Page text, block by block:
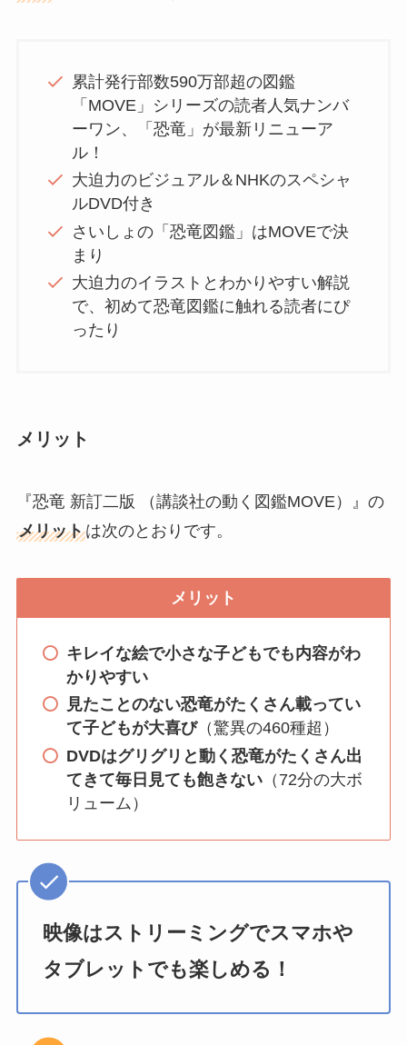
累計発行部数590万部超の図鑑
「MOVE」シリーズの読者人気ナンバ
ーワン、「恐竜」が最新リニューア
ル！
大迫力のビジュアル＆NHKのスペシャ
ルDVD付き
さいしょの「恐竜図鑑」はMOVEで決
まり
大迫力のイラストとわかりやすい解説
で、初めて恐竜図鑑に触れる読者にぴ
ったり
メリット
『恐竜 新訂二版 （講談社の動く図鑑MOVE）』の
メリットは次のとおりです。
メリット
キレイな絵で小さな子どもでも内容がわ
かりやすい
見たことのない恐竜がたくさん載ってい
て子どもが大喜び（驚異の460種超）
DVDはグリグリと動く恐竜がたくさん出
てきて毎日見ても飽きない（72分の大ボ
リューム）
映像はストリーミングでスマホや
タブレットでも楽しめる！